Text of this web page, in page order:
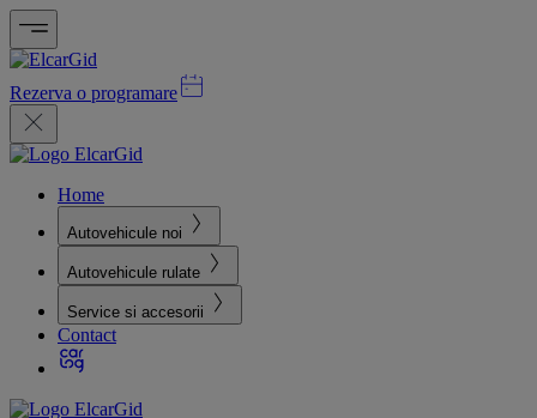
Rezerva o programare
Home
Autovehicule noi
Autovehicule rulate
Service si accesorii
Contact